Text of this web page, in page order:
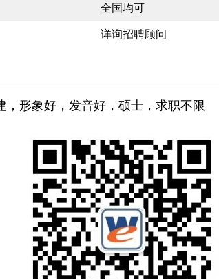
全国均可
详询招聘顾问
形象好，发音好，硕士，求职不限